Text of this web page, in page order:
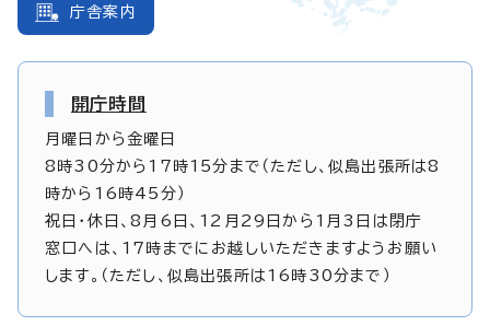
庁舎案内
開庁時間
月曜日から金曜日
8時30分から17時15分まで（ただし、似島出張所は8
時から16時45分）
祝日・休日、8月6日、12月29日から1月3日は閉庁
窓口へは、17時までにお越しいただきますようお願い
します。（ただし、似島出張所は16時30分まで）